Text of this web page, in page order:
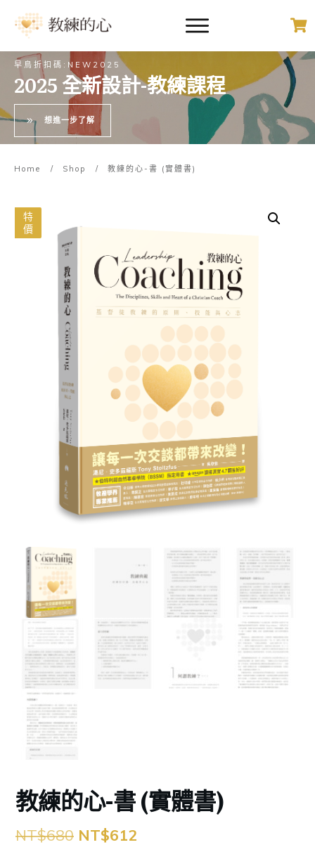
早鳥折扣碼:NEW2025
2025 全新設計-教練課程
想進一步了解
Home / Shop / 教練的心-書 (實體書)
特
價
教練的心-書 (實體書)
NT$680 原
NT$612